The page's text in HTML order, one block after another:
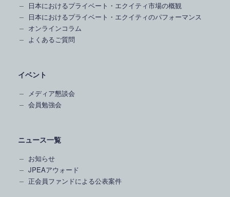
日本におけるプライベート・エクイティ市場の概観
日本におけるプライベート・エクイティのパフォーマンス
オンラインコラム
よくあるご質問
イベント
メディア懇談会
会員勉強会
ニュース一覧
お知らせ
JPEAアウォード
正会員ファンドによる公表案件